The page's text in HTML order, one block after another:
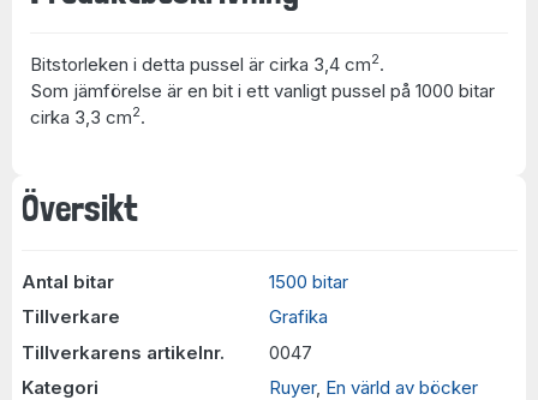
Översikt
Antal bitar
1500 bitar
Tillverkare
Grafika
Tillverkarens artikelnr.
0047
Kategori
Ruyer, En värld av böcker
Bitstorleken i detta pussel är cirka 3,4 cm2.
Som jämförelse är en bit i ett vanligt pussel på 1000 bitar
cirka 3,3 cm2.